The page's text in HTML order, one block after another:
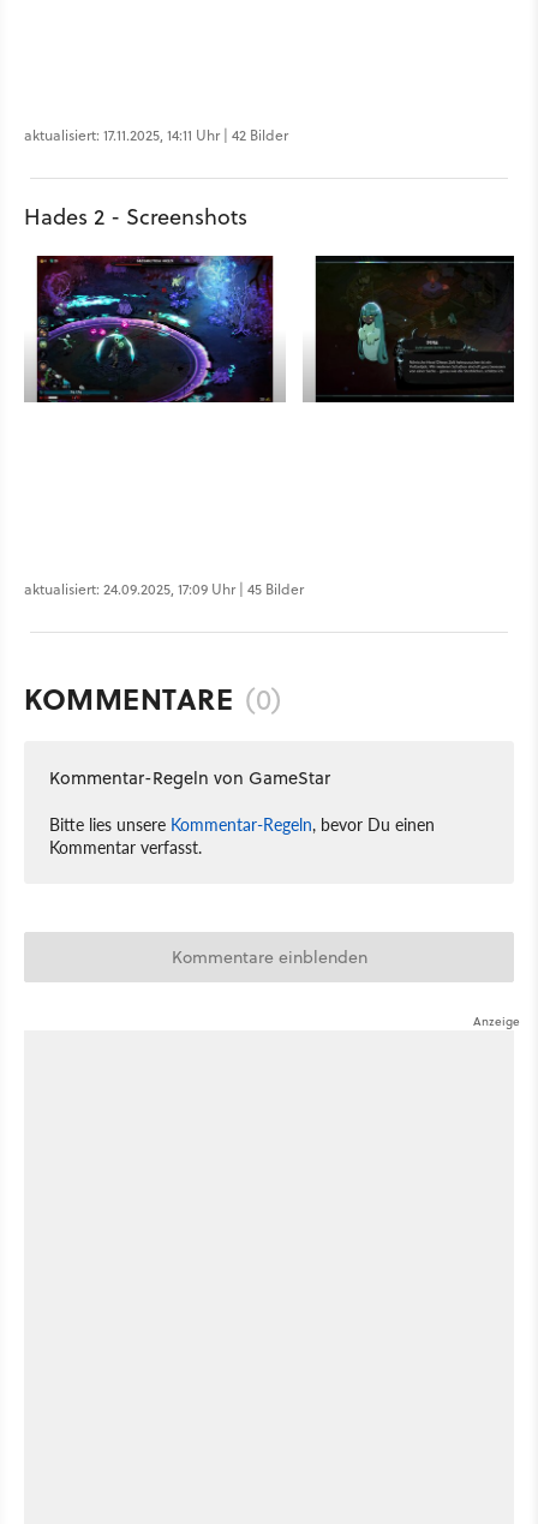
aktualisiert: 17.11.2025, 14:11 Uhr | 42 Bilder
Hades 2 - Screenshots
aktualisiert: 24.09.2025, 17:09 Uhr | 45 Bilder
KOMMENTARE (0)
Kommentar-Regeln von GameStar
Bitte lies unsere Kommentar-Regeln, bevor Du einen
Kommentar verfasst.
Kommentare einblenden